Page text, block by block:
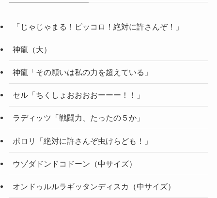
「じゃじゃまる！ピッコロ！絶対に許さんぞ！」
神龍（大）
神龍「その願いは私の力を超えている」
セル「ちくしょおおおおーーー！！」
ラディッツ「戦闘力、たったの５か」
ポロリ「絶対に許さんぞ虫けらども！」
ウゾダドンドコドーン（中サイズ）
オンドゥルルラギッタンディスカ（中サイズ）